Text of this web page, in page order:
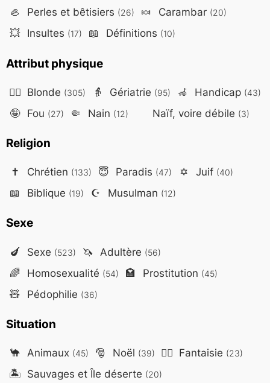
🦪 Perles et bêtisiers (26) 🍬 Carambar (20)
💥 Insultes (17) 📖 Définitions (10)
Attribut physique
👱‍♀️ Blonde (305) 👵 Gériatrie (95) 🦽 Handicap (43)
🤪 Fou (27) 🤏 Nain (12) Naïf, voire débile (3)
Religion
✝️ Chrétien (133) 😇 Paradis (47) ✡️ Juif (40)
📖 Biblique (19) ☪️ Musulman (12)
Sexe
🍆 Sexe (523) 🦄 Adultère (56)
🌈 Homosexualité (54) 🏩 Prostitution (45)
🧸 Pédophilie (36)
Situation
🐪 Animaux (45) 🎅 Noël (39) 🧙‍♂️ Fantaisie (23)
🏝️ Sauvages et Île déserte (20)